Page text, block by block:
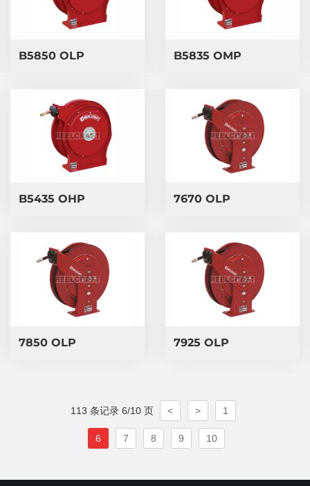
B5850 OLP B5835 OMP
B5435 OHP 7670 OLP
7850 OLP 7925 OLP
113 条记录 6/10 页 < > 1
6 7 8 9 10